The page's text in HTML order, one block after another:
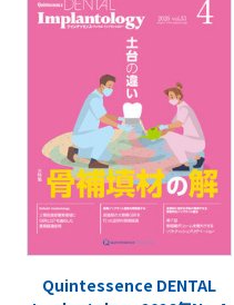
Quintessence DENTAL